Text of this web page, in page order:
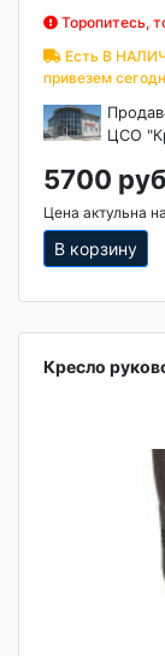
Торопитесь,
Есть В
привезем
ЦСО
5700
Цена актульна
В корзину
Кресло